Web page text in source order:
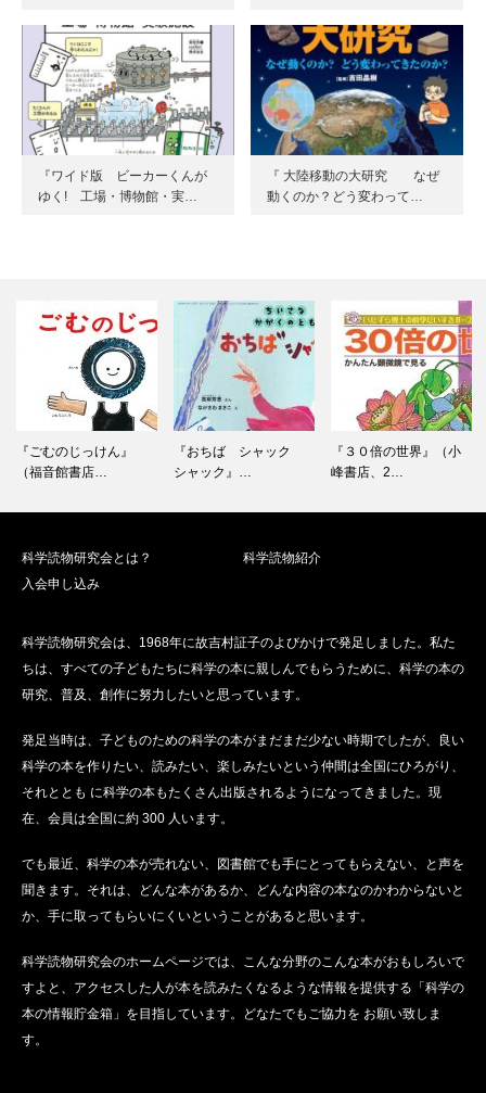
『ワイド版 ビーカーくんが
ゆく! 工場・博物館・実…
『 大陸移動の大研究 なぜ
動くのか？どう変わって…
『ごむのじっけん』
（福音館書店…
『おちば シャック
シャック』…
『３０倍の世界』（小
峰書店、2…
科学読物研究会とは？
科学読物紹介
入会申し込み
科学読物研究会は、1968年に故吉村証子のよびかけで発足しました。私た
ちは、すべての子どもたちに科学の本に親しんでもらうために、科学の本の
研究、普及、創作に努力したいと思っています。
発足当時は、子どものための科学の本がまだまだ少ない時期でしたが、良い
科学の本を作りたい、読みたい、楽しみたいという仲間は全国にひろがり、
それととも に科学の本もたくさん出版されるようになってきました。現
在、会員は全国に約 300 人います。
でも最近、科学の本が売れない、図書館でも手にとってもらえない、と声を
聞きます。それは、どんな本があるか、どんな内容の本なのかわからないと
か、手に取ってもらいにくいということがあると思います。
科学読物研究会のホームページでは、こんな分野のこんな本がおもしろいで
すよと、アクセスした人が本を読みたくなるような情報を提供する「科学の
本の情報貯金箱」を目指しています。どなたでもご協力を お願い致しま
す。